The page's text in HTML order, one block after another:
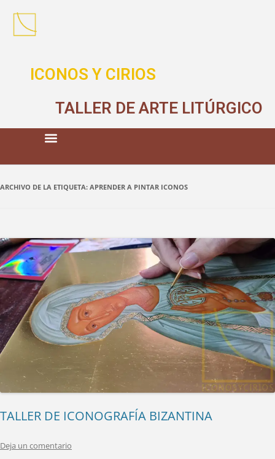
ICONOS Y CIRIOS
TALLER DE ARTE LITÚRGICO
ARCHIVO DE LA ETIQUETA: APRENDER A PINTAR ICONOS
TALLER DE ICONOGRAFÍA BIZANTINA
Deja un comentario